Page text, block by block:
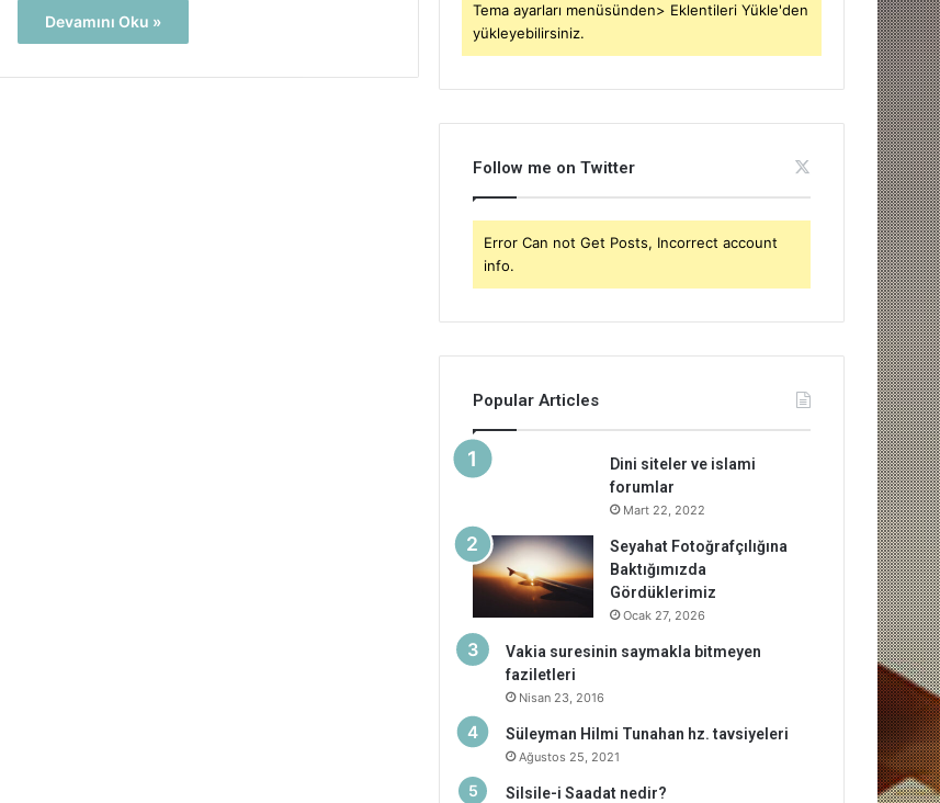
Devamını Oku »
Tema ayarları menüsünden> Eklentileri Yükle'den
yükleyebilirsiniz.
Follow me on Twitter
Error Can not Get Posts, Incorrect account
info.
Popular Articles
Dini siteler ve islami
forumlar
Mart 22, 2022
Seyahat Fotoğrafçılığına
Baktığımızda
Gördüklerimiz
Ocak 27, 2026
Vakia suresinin saymakla bitmeyen
faziletleri
Nisan 23, 2016
Süleyman Hilmi Tunahan hz. tavsiyeleri
Ağustos 25, 2021
Silsile-i Saadat nedir?